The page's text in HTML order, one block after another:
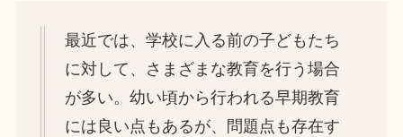
最近では、学校に入る前の子どもたち
に対して、さまざまな教育を行う場合
が多い。幼い頃から行われる早期教育
には良い点もあるが、問題点も存在す